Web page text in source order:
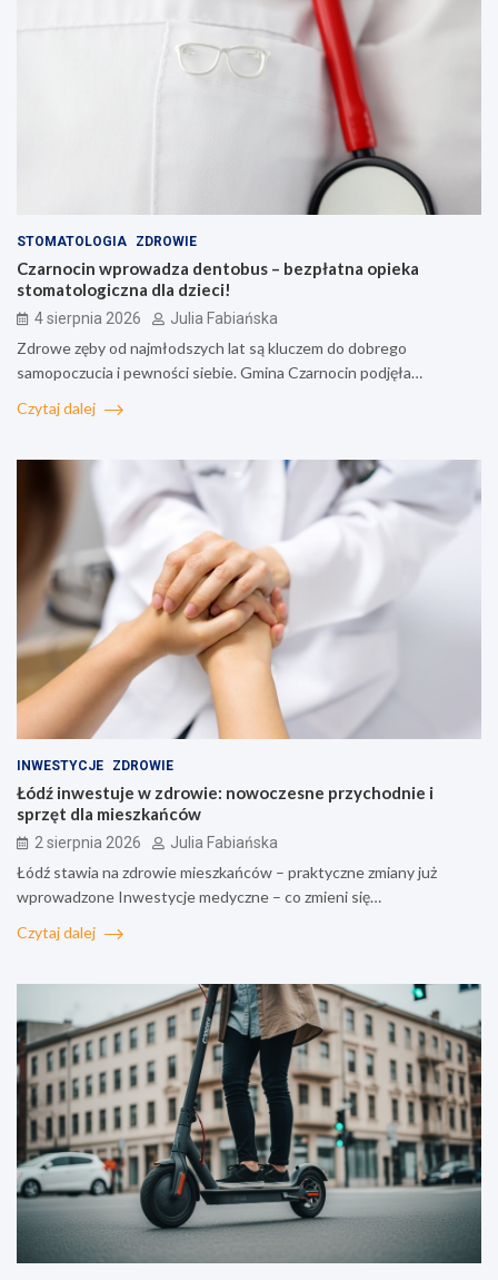
STOMATOLOGIA ZDROWIE
Czarnocin wprowadza dentobus – bezpłatna opieka
stomatologiczna dla dzieci!
4 sierpnia 2026 Julia Fabiańska
Zdrowe zęby od najmłodszych lat są kluczem do dobrego
samopoczucia i pewności siebie. Gmina Czarnocin podjęła…
Czytaj dalej
INWESTYCJE ZDROWIE
Łódź inwestuje w zdrowie: nowoczesne przychodnie i
sprzęt dla mieszkańców
2 sierpnia 2026 Julia Fabiańska
Łódź stawia na zdrowie mieszkańców – praktyczne zmiany już
wprowadzone Inwestycje medyczne – co zmieni się…
Czytaj dalej